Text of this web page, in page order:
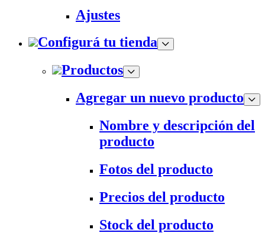
Ajustes
Configurá tu tienda
Productos
Agregar un nuevo producto
Nombre y descripción del
producto
Fotos del producto
Precios del producto
Stock del producto